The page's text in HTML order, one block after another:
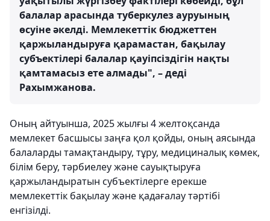
балалар арасында туберкулез ауруының
өсуіне әкелді. Мемлекеттік бюджеттен
қаржыландыруға қарамастан, бақылау
субъектілері балалар қауіпсіздігін нақты
қамтамасыз ете алмады", – деді
Рахымжанова.
Оның айтуынша, 2025 жылғы 4 желтоқсанда
мемлекет басшысы заңға қол қойды, оның аясында
балаларды тамақтандыру, тұру, медициналық көмек,
білім беру, тәрбиелеу және сауықтыруға
қаржыландыратын субъектілерге ерекше
мемлекеттік бақылау және қадағалау тәртібі
енгізілді.